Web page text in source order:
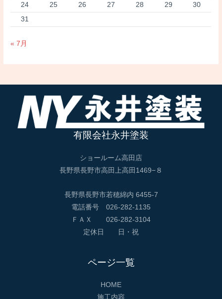
24
25 26 27 28 29
30
31
« 7月
有限会社永井塗装
ショールーム高田店
長野県長野市高田上高田1469−８
長野県長野市若穂綿内 6455-7
電話番号 026-282-1135
ＦＡＸ 026-282-3104
定休日 日・祝
ページ一覧
HOME
施工内容